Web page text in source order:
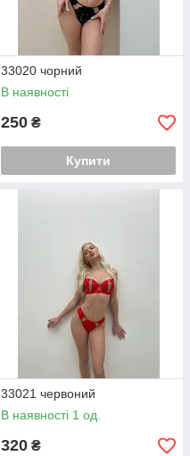
33020 чорний
В наявності
250 ₴
Купити
33021 червоний
В наявності 1 од.
320 ₴